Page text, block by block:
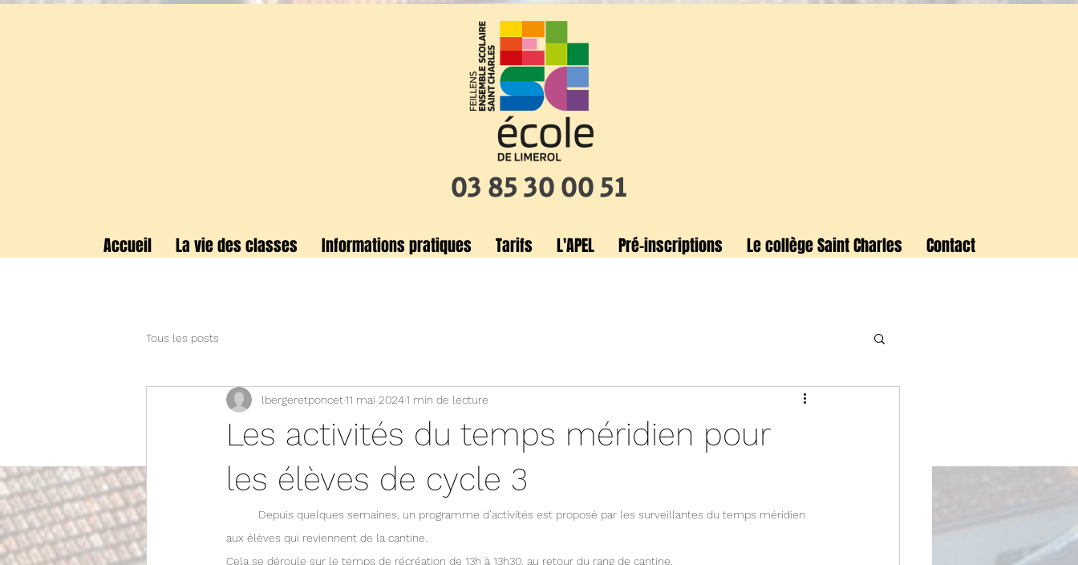
03 85 30 00 51
Accueil La vie des classes Informations pratiques Tarifs L'APEL Pré-inscriptions Le collège Saint Charles Contact
Tous les posts
Les activités du temps méridien pour
les élèves de cycle 3
lbergeretponcet11 mai 20241 min de lecture
Depuis quelques semaines, un programme d’activités est proposé par les surveillantes du temps méridien
aux élèves qui reviennent de la cantine.
Cela se déroule sur le temps de récréation de 13h à 13h30, au retour du rang de cantine.